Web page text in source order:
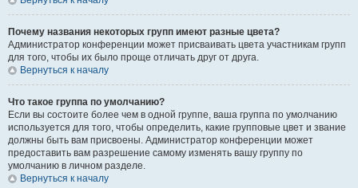
Почему названия некоторых групп имеют разные цвета?
Администратор конференции может присваивать цвета участникам групп
для того, чтобы их было проще отличать друг от друга.
Вернуться к началу
Что такое группа по умолчанию?
Если вы состоите более чем в одной группе, ваша группа по умолчанию
используется для того, чтобы определить, какие групповые цвет и звание
должны быть вам присвоены. Администратор конференции может
предоставить вам разрешение самому изменять вашу группу по
умолчанию в личном разделе.
Вернуться к началу